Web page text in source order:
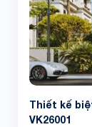
Thiết kế
VK26001